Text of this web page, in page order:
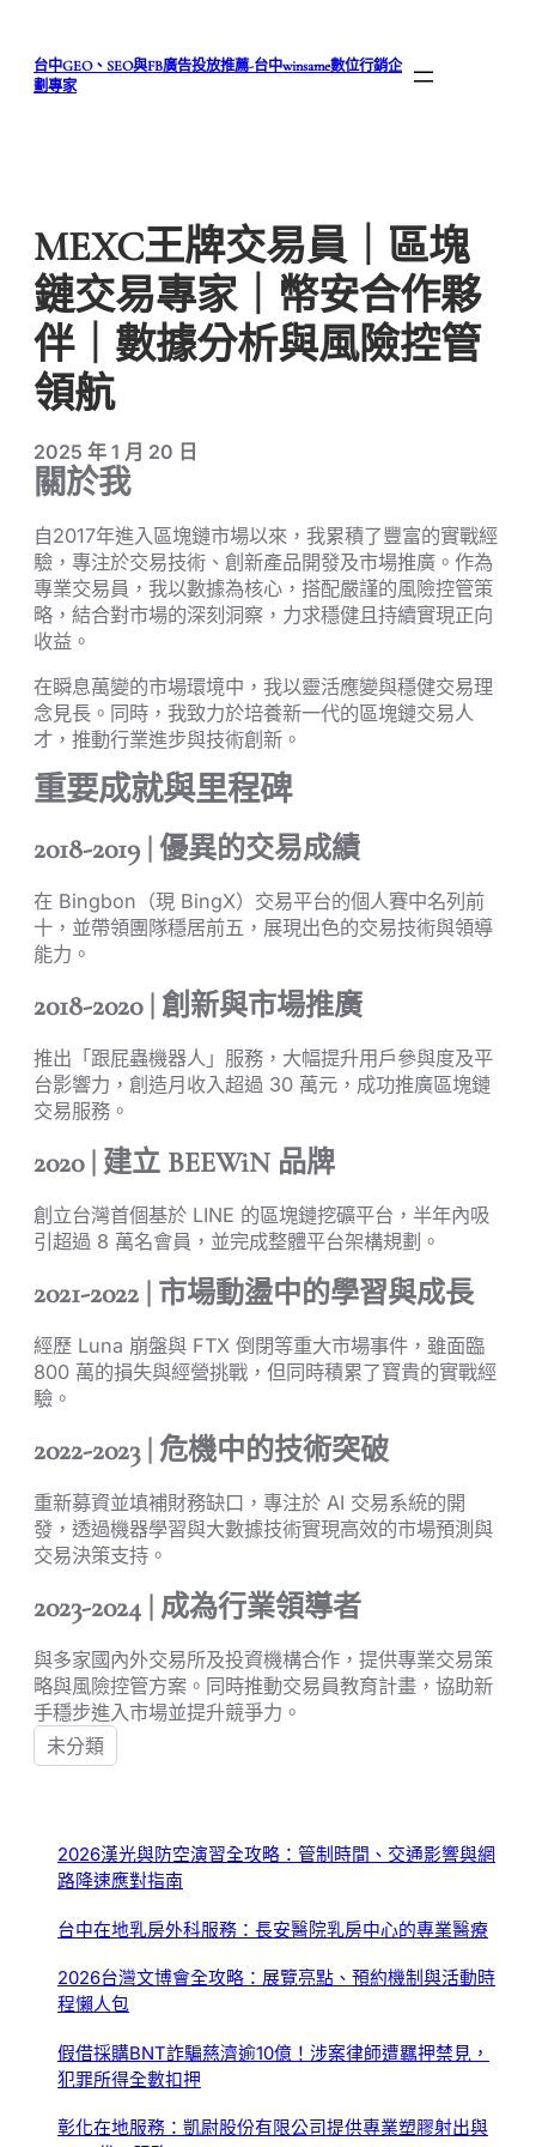
台中GEO、SEO與FB廣告投放推薦-台中winsame數位行銷企
劃專家
MEXC王牌交易員｜區塊
鏈交易專家｜幣安合作夥
伴｜數據分析與風險控管
領航
2025 年 1 月 20 日
關於我
自2017年進入區塊鏈市場以來，我累積了豐富的實戰經
驗，專注於交易技術、創新產品開發及市場推廣。作為
專業交易員，我以數據為核心，搭配嚴謹的風險控管策
略，結合對市場的深刻洞察，力求穩健且持續實現正向
收益。
在瞬息萬變的市場環境中，我以靈活應變與穩健交易理
念見長。同時，我致力於培養新一代的區塊鏈交易人
才，推動行業進步與技術創新。
重要成就與里程碑
2018-2019 | 優異的交易成績
在 Bingbon（現 BingX）交易平台的個人賽中名列前
十，並帶領團隊穩居前五，展現出色的交易技術與領導
能力。
2018-2020 | 創新與市場推廣
推出「跟屁蟲機器人」服務，大幅提升用戶參與度及平
台影響力，創造月收入超過 30 萬元，成功推廣區塊鏈
交易服務。
2020 | 建立 BEEWiN 品牌
創立台灣首個基於 LINE 的區塊鏈挖礦平台，半年內吸
引超過 8 萬名會員，並完成整體平台架構規劃。
2021-2022 | 市場動盪中的學習與成長
經歷 Luna 崩盤與 FTX 倒閉等重大市場事件，雖面臨
800 萬的損失與經營挑戰，但同時積累了寶貴的實戰經
驗。
2022-2023 | 危機中的技術突破
重新募資並填補財務缺口，專注於 AI 交易系統的開
發，透過機器學習與大數據技術實現高效的市場預測與
交易決策支持。
2023-2024 | 成為行業領導者
與多家國內外交易所及投資機構合作，提供專業交易策
略與風險控管方案。同時推動交易員教育計畫，協助新
手穩步進入市場並提升競爭力。
未分類
2026漢光與防空演習全攻略：管制時間、交通影響與網
路降速應對指南
台中在地乳房外科服務：長安醫院乳房中心的專業醫療
2026台灣文博會全攻略：展覽亮點、預約機制與活動時
程懶人包
假借採購BNT詐騙慈濟逾10億！涉案律師遭羈押禁見，
犯罪所得全數扣押
彰化在地服務：凱尉股份有限公司提供專業塑膠射出與